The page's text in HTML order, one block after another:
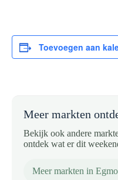
Toevoegen aan
Meer markten
Bekijk ook andere
ontdek wat er dit
Meer markten in